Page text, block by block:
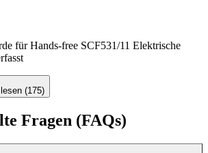
für Hands-free SCF531/11 Elektrische
(175)
Fragen (FAQs)